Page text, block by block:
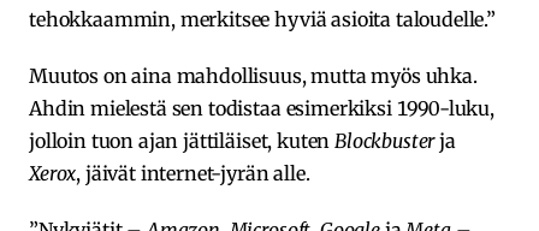
tehokkaammin, merkitsee hyviä asioita taloudelle.”
Muutos on aina mahdollisuus, mutta myös uhka.
Ahdin mielestä sen todistaa esimerkiksi 1990-luku,
jolloin tuon ajan jättiläiset, kuten Blockbusterja
Xerox, jäivät internet-jyrän alle.